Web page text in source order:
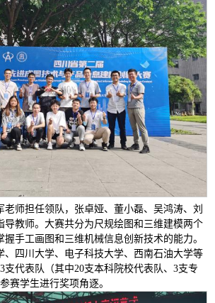
老师担任领队，张卓娅、董小磊、吴鸿涛、刘
导教师。大赛共分为尺规绘图和三维建模两个
手工画图和三维机械信息创新技术的能力。
、四川大学、电子科技大学、西南石油大学等
支代表队（其中20支本科院校代表队、3支专
赛学生进行奖项角逐。